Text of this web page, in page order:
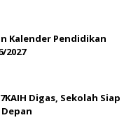
Kalender Pendidikan
2027
Digas, Sekolah Siap